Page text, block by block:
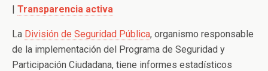
| Transparencia activa
La División de Seguridad Pública, organismo responsable
de la implementación del Programa de Seguridad y
Participación Ciudadana, tiene informes estadísticos